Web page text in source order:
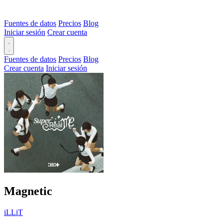
Fuentes de datos Precios Blog
Iniciar sesión Crear cuenta
Fuentes de datos Precios Blog
Crear cuenta Iniciar sesión
Magnetic
iLLiT